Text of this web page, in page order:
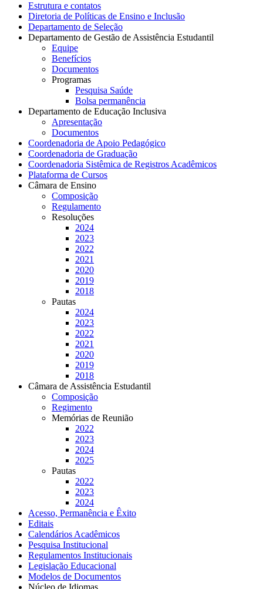
Estrutura e contatos
Diretoria de Políticas de Ensino e Inclusão
Departamento de Seleção
Departamento de Gestão de Assistência Estudantil
Equipe
Benefícios
Documentos
Programas
Pesquisa Saúde
Bolsa permanência
Departamento de Educação Inclusiva
Apresentação
Documentos
Coordenadoria de Apoio Pedagógico
Coordenadoria de Graduação
Coordenadoria Sistêmica de Registros Acadêmicos
Plataforma de Cursos
Câmara de Ensino
Composição
Regulamento
Resoluções
2024
2023
2022
2021
2020
2019
2018
Pautas
2024
2023
2022
2021
2020
2019
2018
Câmara de Assistência Estudantil
Composição
Regimento
Memórias de Reunião
2022
2023
2024
2025
Pautas
2022
2023
2024
Acesso, Permanência e Êxito
Editais
Calendários Acadêmicos
Pesquisa Institucional
Regulamentos Institucionais
Legislação Educacional
Modelos de Documentos